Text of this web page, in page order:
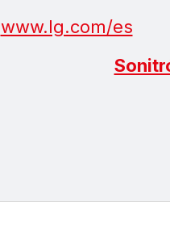
www.lg.com/es